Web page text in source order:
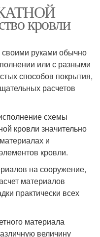
кровли
руками обычно
или с разными
способов покрытия,
расчетов
схемы
кровли значительно
и
кровли.
на сооружение,
материалов
практически всех
материала
величину